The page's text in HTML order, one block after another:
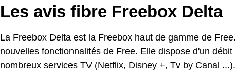
Les avis fibre Freebox Delta
La Freebox Delta est la Freebox haut de gamme de
nouvelles fonctionnalités de Free. Elle dispose d'un
nombreux services TV (Netflix, Disney +, Tv by Canal ...).